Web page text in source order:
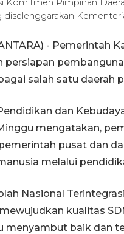
Komitmen Pimpinan
diselenggarakan
- Pemerintah
salah satu daerah
dan
mengatakan,
pusat dan
melalui
Nasional
kualitas
menyambut baik dan